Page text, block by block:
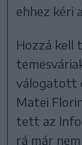
ehhez kéri
Hozzá kell
válogatott
Matei
tett az
rá már